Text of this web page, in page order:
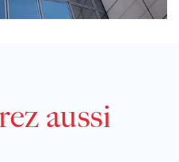
aussi